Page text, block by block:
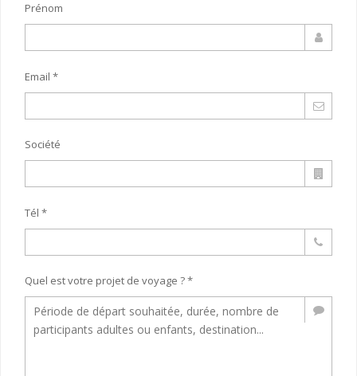
Prénom
Email *
Société
Tél *
Quel est votre projet de voyage ? *